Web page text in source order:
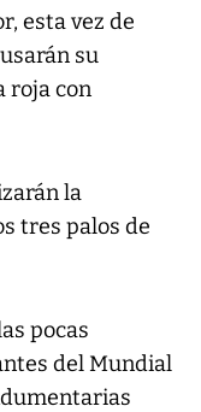
esta vez de
su
roja con
la
tres palos de
pocas
del Mundial